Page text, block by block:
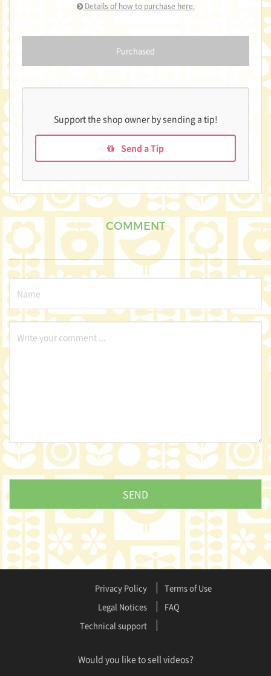
Details of how to purchase here.
Purchased
Support the shop owner by sending a tip!
Send a Tip
COMMENT
Privacy Policy
Terms of Use
Legal Notices
FAQ
Technical support
Would you like to sell videos?